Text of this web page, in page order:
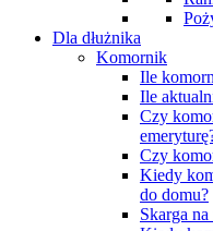
Dla dłużnika
Komornik
Ile
Ile
Czy
Czy
Kiedy
do domu?
Skarga